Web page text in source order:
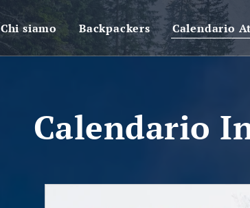
Chi siamo Backpackers Calendario
Calendario